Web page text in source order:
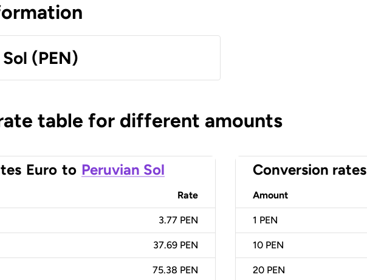
(PEN)
table for different amounts
Euro to Peruvian Sol
Rate
3.77 PEN
37.69 PEN
75.38 PEN
Conversion rates
Amount
1 PEN
10 PEN
20 PEN